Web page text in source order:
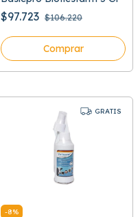
$97.723 $106.220
Comprar
GRATIS
-8%